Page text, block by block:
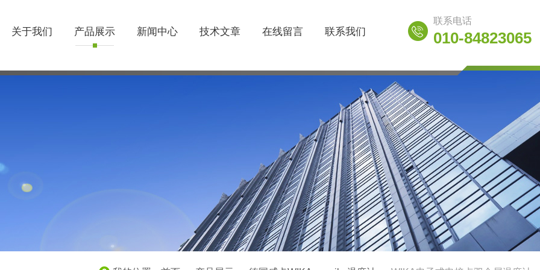
关于我们 产品展示 新闻中心 技术文章 在线留言 联系我们
联系电话
010-84823065